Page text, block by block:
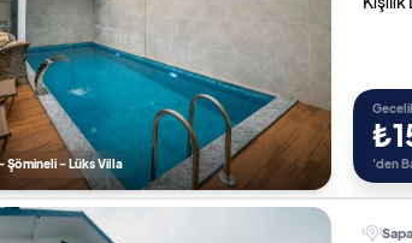
Şömineli - Lüks Villa 'den